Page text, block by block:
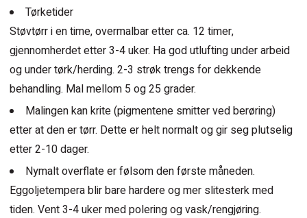
Tørketider
Støvtørr i en time, overmalbar etter ca. 12 timer,
gjennomherdet etter 3-4 uker. Ha god utlufting under arbeid
og under tørk/herding. 2-3 strøk trengs for dekkende
behandling. Mal mellom 5 og 25 grader.
Malingen kan krite (pigmentene smitter ved berøring)
etter at den er tørr. Dette er helt normalt og gir seg plutselig
etter 2-10 dager.
Nymalt overflate er følsom den første måneden.
Eggoljetempera blir bare hardere og mer slitesterk med
tiden. Vent 3-4 uker med polering og vask/rengjøring.